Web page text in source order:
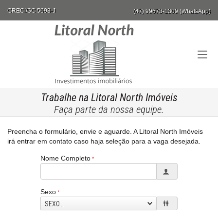
CRECI/SC 5693-J (47) 99673-1309 (WhatsApp)
Trabalhe na Litoral North Imóveis
Faça parte da nossa equipe.
Preencha o formulário, envie e aguarde. A Litoral North Imóveis
irá entrar em contato caso haja seleção para a vaga desejada.
Nome Completo
Sexo
SEXO...